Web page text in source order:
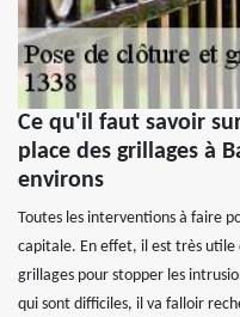
Ce qu'il faut savoir
place des grillages à
environs
Toutes les interventions à faire
capitale. En effet, il est très utile
grillages pour stopper les
qui sont difficiles, il va falloir